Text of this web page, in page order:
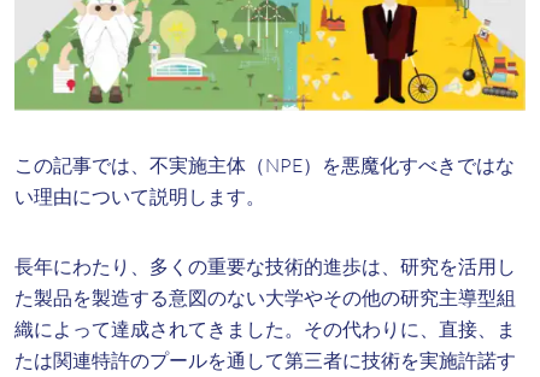
この記事では、不実施主体（NPE）を悪魔化すべきではな
い理由について説明します。
長年にわたり、多くの重要な技術的進歩は、研究を活用し
た製品を製造する意図のない大学やその他の研究主導型組
織によって達成されてきました。その代わりに、直接、ま
たは関連特許のプールを通して第三者に技術を実施許諾す